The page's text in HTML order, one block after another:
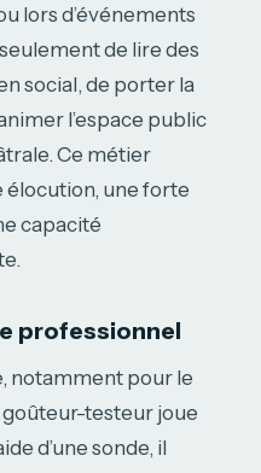
lors d’événements
de lire des
social, de porter la
l’espace public
Ce métier
élocution, une forte
capacité
professionnel
notamment pour le
testeur joue
d’une sonde, il